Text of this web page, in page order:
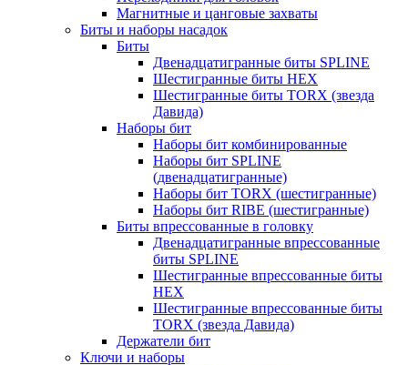
Магнитные и цанговые захваты
Биты и наборы насадок
Биты
Двенадцатигранные биты SPLINE
Шестигранные биты HEX
Шестигранные биты TORX (звезда
Давида)
Наборы бит
Наборы бит комбинированные
Наборы бит SPLINE
(двенадцатигранные)
Наборы бит TORX (шестигранные)
Наборы бит RIBE (шестигранные)
Биты впрессованные в головку
Двенадцатигранные впрессованные
биты SPLINE
Шестигранные впрессованные биты
HEX
Шестигранные впрессованные биты
TORX (звезда Давида)
Держатели бит
Ключи и наборы